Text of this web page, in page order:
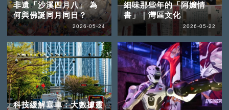
非遺「沙溪四月八」 為
何與佛誕同月同日？
2026-05-24
細味那些年的「阿嬤情
書」｜灣區文化
2026-05-22
科技緩解塞車：大數據靈